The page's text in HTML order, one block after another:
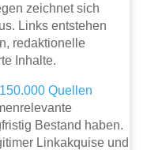
zeichnet sich
Links entstehen
redaktionelle
Inhalte.
Quellen
Bestand haben.
Linkakquise und